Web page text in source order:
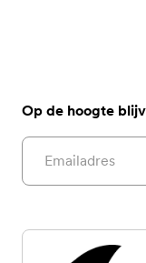
Op de hoogte
Email address